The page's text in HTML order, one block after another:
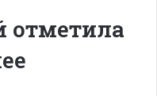
отметила